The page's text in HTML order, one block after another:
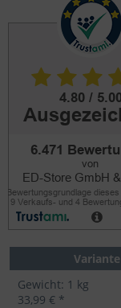
Variante
Gewicht: 1 kg
33,99 € *